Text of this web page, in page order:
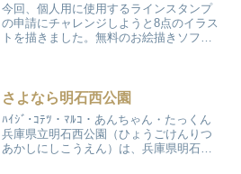
今回、個人用に使用するラインスタンプ
の申請にチャレンジしようと8点のイラス
トを描きました。無料のお絵描きソフト
き上げました。とりあ...
さよなら明石西公園
ﾊｲｼﾞ･ｺﾃﾂ・ﾏﾙｺ・あんちゃん・たっくん
兵庫県立明石西公園（ひょうごけんりつ
あかしにしこうえん）は、兵庫県明石市